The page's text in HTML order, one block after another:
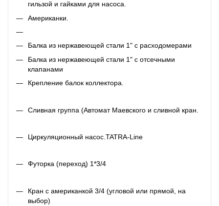
гильзой и гайками для насоса.
Американки.
Балка из нержавеющей стали 1" с расходомерами
Балка из нержавеющей стали 1" с отсечными
клапанами
Крепление балок коллектора.
Сливная группа (Автомат Маевского и сливной кран.
Циркуляционный насос.TATRA-Line
Футорка (переход) 1*3/4
Кран с американкой 3/4 (угловой или прямой, на
выбор)